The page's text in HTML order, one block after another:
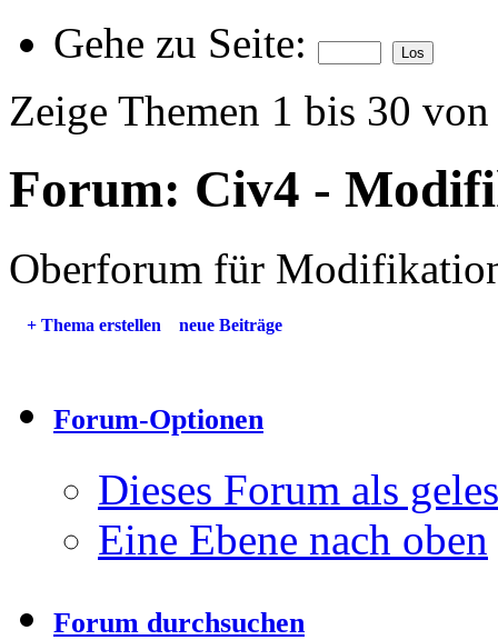
Gehe zu Seite:
Zeige Themen 1 bis 30
Forum: Civ4 -
Oberforum für
+ Thema erstellen neue Beiträge
Forum-Optionen
Dieses Forum als
Eine Ebene nach oben
Forum durchsuchen